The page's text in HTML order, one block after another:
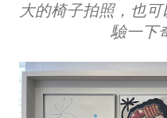
大的椅子拍照，也
驗一下